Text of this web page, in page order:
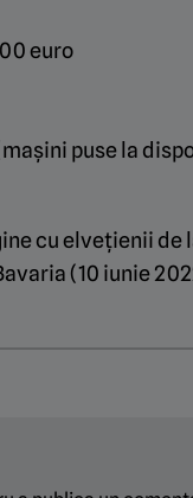
euro
puse la
cu elvețienii
(10 iunie